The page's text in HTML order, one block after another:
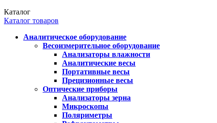
Каталог
Каталог товаров
Аналитическое оборудование
Весоизмерительное оборудование
Анализаторы влажности
Аналитические весы
Портативные весы
Прецизионные весы
Оптические приборы
Анализаторы зерна
Микроскопы
Поляриметры